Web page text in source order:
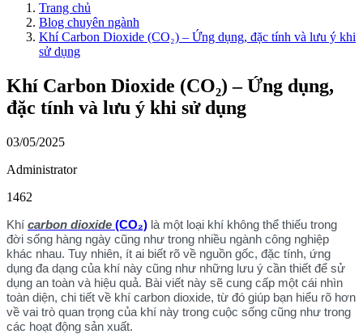
Trang chủ
Blog chuyên ngành
Khí Carbon Dioxide (CO₂) – Ứng dụng, đặc tính và lưu ý khi
sử dụng
Khí Carbon Dioxide (CO₂) – Ứng dụng,
đặc tính và lưu ý khi sử dụng
03/05/2025
Administrator
1462
Khí carbon dioxide (CO₂) là một loại khí không thể thiếu trong
đời sống hàng ngày cũng như trong nhiều ngành công nghiệp
khác nhau. Tuy nhiên, ít ai biết rõ về nguồn gốc, đặc tính, ứng
dụng đa dạng của khí này cũng như những lưu ý cần thiết để sử
dụng an toàn và hiệu quả. Bài viết này sẽ cung cấp một cái nhìn
toàn diện, chi tiết về khí carbon dioxide, từ đó giúp bạn hiểu rõ hơn
về vai trò quan trọng của khí này trong cuộc sống cũng như trong
các hoạt động sản xuất.